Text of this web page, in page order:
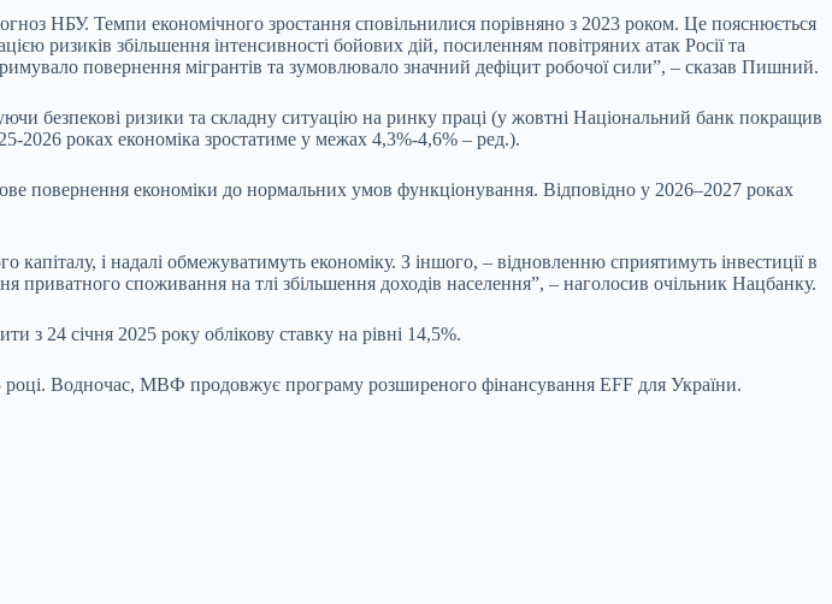
НБУ. Темпи економічного зростання сповільнилися порівняно з 2023 роком. Це пояснюється
ризиків збільшення інтенсивності бойових дій, посиленням повітряних атак Росії та
повернення мігрантів та зумовлювало значний дефіцит робочої сили”, – сказав Пишний.
безпекові ризики та складну ситуацію на ринку праці (у жовтні Національний банк покращив
2026 роках економіка зростатиме у межах 4,3%-4,6% – ред.).
повернення економіки до нормальних умов функціонування. Відповідно у 2026–2027 роках
і надалі обмежуватимуть економіку. З іншого, – відновленню сприятимуть інвестиції в
приватного споживання на тлі збільшення доходів населення”, – наголосив очільник Нацбанку.
з 24 січня 2025 року облікову ставку на рівні 14,5%.
Водночас, МВФ продовжує програму розширеного фінансування EFF для України.